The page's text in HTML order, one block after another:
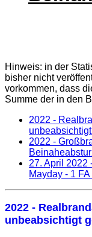
Hinweis: in der
bisher nicht
vorkommen, dass
Summe der in den
2022 -
2022 -
27. April 2022
Mayday - 1
2022 -
unbeabsichtigt